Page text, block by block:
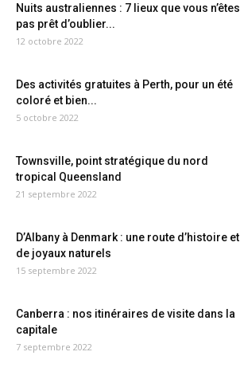
Nuits australiennes : 7 lieux que vous n’êtes
pas prêt d’oublier...
12 octobre 2022
Des activités gratuites à Perth, pour un été
coloré et bien...
5 octobre 2022
Townsville, point stratégique du nord
tropical Queensland
21 septembre 2022
D’Albany à Denmark : une route d’histoire et
de joyaux naturels
15 septembre 2022
Canberra : nos itinéraires de visite dans la
capitale
7 septembre 2022